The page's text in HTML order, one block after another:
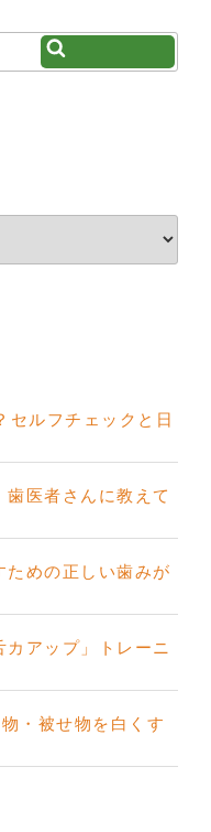
セルフチェックと日
医者さんに教えて
ための正しい歯みが
アップ」トレーニ
・被せ物を白くす